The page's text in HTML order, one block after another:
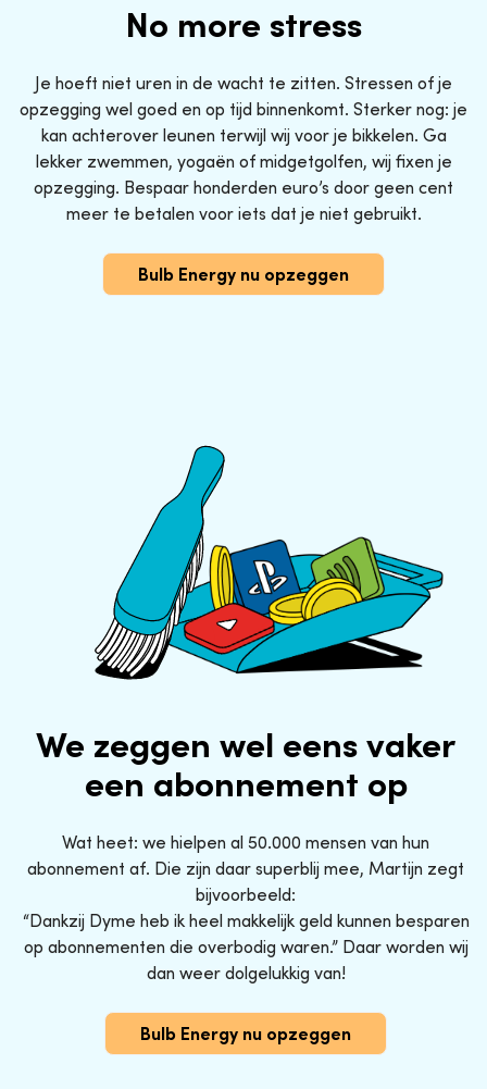
No more stress
Je hoeft niet uren in de wacht te zitten. Stressen of je
opzegging wel goed en op tijd binnenkomt. Sterker nog: je
kan achterover leunen terwijl wij voor je bikkelen. Ga
lekker zwemmen, yogaën of midgetgolfen, wij fixen je
opzegging. Bespaar honderden euro’s door geen cent
meer te betalen voor iets dat je niet gebruikt.
Bulb Energy nu opzeggen
We zeggen wel eens vaker
een abonnement op
Wat heet: we hielpen al 50.000 mensen van hun
abonnement af. Die zijn daar superblij mee, Martijn zegt
bijvoorbeeld:
“Dankzij Dyme heb ik heel makkelijk geld kunnen besparen
op abonnementen die overbodig waren.” Daar worden wij
dan weer dolgelukkig van!
Bulb Energy nu opzeggen